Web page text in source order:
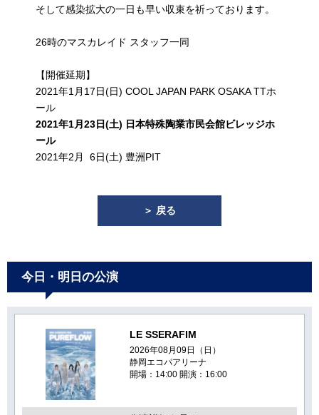
そして感染拡大の一日も早い収束を祈っております。
26時のマスカレイド スタッフ一同
【開催延期】
2021年1月17日(日) COOL JAPAN PARK OSAKA TTホ
ール
2021年1月23日(土) 日本特殊陶業市民会館ビレッジホ
ール
2021年2月 6日(土) 豊洲PIT
＞ 戻る
今日・明日の公演
LE SSERAFIM
2026年08月09日（日）
静岡エコパアリーナ
開場：14:00 開演：16:00